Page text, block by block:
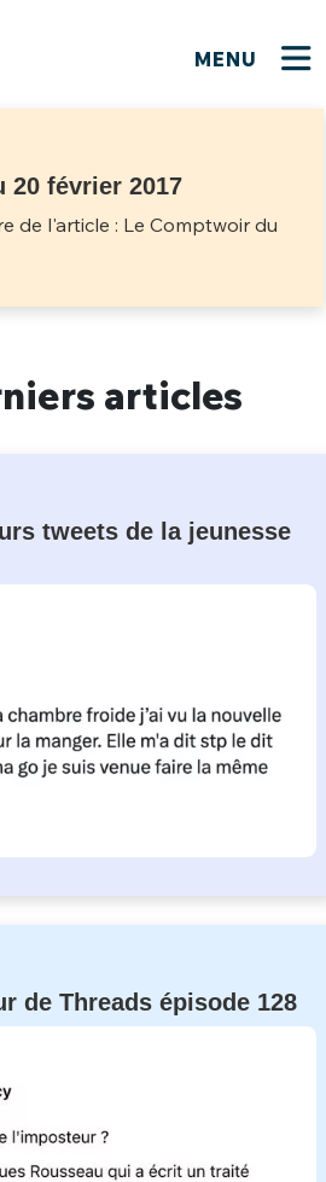
MENU
20 février 2017
articles
tweets de la jeunesse
de Threads épisode 128
!
M'INSCRIS
FERMER
vous proposer ?
tweets
PARTI
sélection
Thread